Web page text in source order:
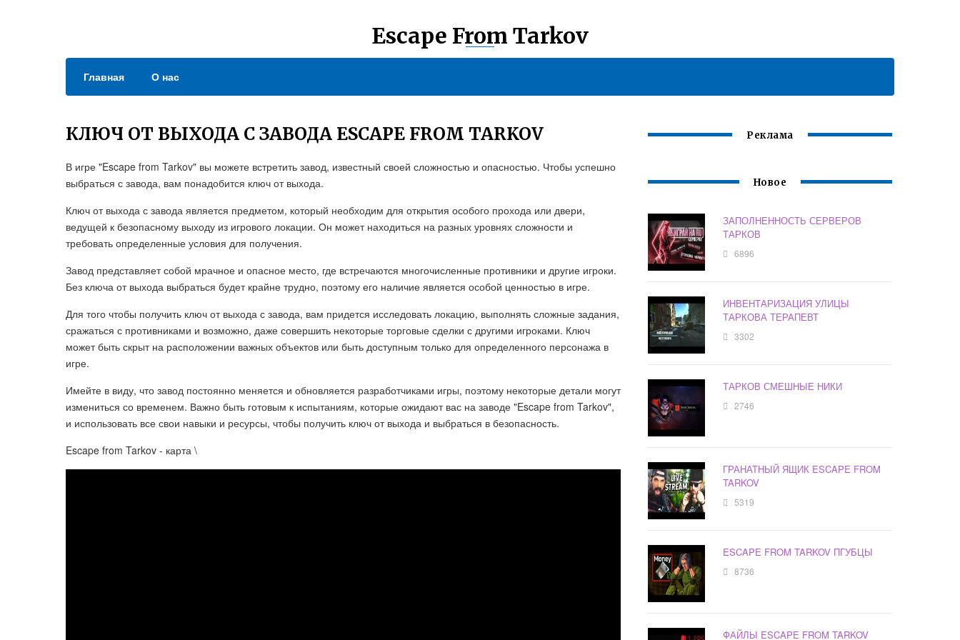
Escape From Tarkov
Главная О нас
КЛЮЧ ОТ ВЫХОДА С ЗАВОДА ESCAPE FROM TARKOV
В игре "Escape from Tarkov" вы можете встретить завод, известный своей сложностью и опасностью. Чтобы успешно
выбраться с завода, вам понадобится ключ от выхода.
Ключ от выхода с завода является предметом, который необходим для открытия особого прохода или двери,
ведущей к безопасному выходу из игрового локации. Он может находиться на разных уровнях сложности и
требовать определенные условия для получения.
Завод представляет собой мрачное и опасное место, где встречаются многочисленные противники и другие игроки.
Без ключа от выхода выбраться будет крайне трудно, поэтому его наличие является особой ценностью в игре.
Для того чтобы получить ключ от выхода с завода, вам придется исследовать локацию, выполнять сложные задания,
сражаться с противниками и возможно, даже совершить некоторые торговые сделки с другими игроками. Ключ
может быть скрыт на расположении важных объектов или быть доступным только для определенного персонажа в
игре.
Имейте в виду, что завод постоянно меняется и обновляется разработчиками игры, поэтому некоторые детали могут
измениться со временем. Важно быть готовым к испытаниям, которые ожидают вас на заводе "Escape from Tarkov",
и использовать все свои навыки и ресурсы, чтобы получить ключ от выхода и выбраться в безопасность.
Escape from Tarkov - карта \
Реклама
Новое
ЗАПОЛНЕННОСТЬ СЕРВЕРОВ
ТАРКОВ
6896
ИНВЕНТАРИЗАЦИЯ УЛИЦЫ
ТАРКОВА ТЕРАПЕВТ
3302
ТАРКОВ СМЕШНЫЕ НИКИ
2746
ГРАНАТНЫЙ ЯЩИК ESCAPE FROM
TARKOV
5319
ESCAPE FROM TARKOV ПГУБЦЫ
8736
ФАЙЛЫ ESCAPE FROM TARKOV